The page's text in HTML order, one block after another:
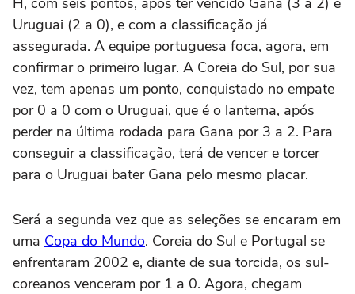
Uruguai (2 a 0), e com a classificação já
assegurada. A equipe portuguesa foca, agora, em
confirmar o primeiro lugar. A Coreia do Sul, por sua
vez, tem apenas um ponto, conquistado no empate
por 0 a 0 com o Uruguai, que é o lanterna, após
perder na última rodada para Gana por 3 a 2. Para
conseguir a classificação, terá de vencer e torcer
para o Uruguai bater Gana pelo mesmo placar.
Será a segunda vez que as seleções se encaram em
uma Copa do Mundo. Coreia do Sul e Portugal se
enfrentaram 2002 e, diante de sua torcida, os sul-
coreanos venceram por 1 a 0. Agora, chegam